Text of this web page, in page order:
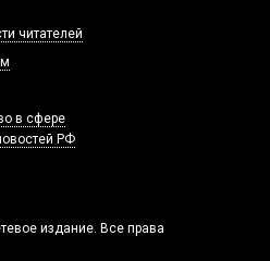
издание. Все права
читателей
в сфере
РФ